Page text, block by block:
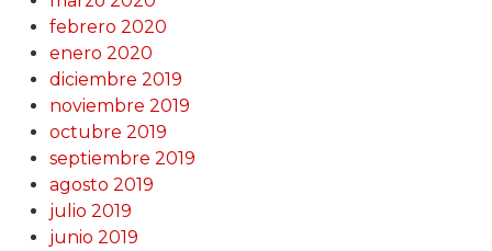
febrero 2020
enero 2020
diciembre 2019
noviembre 2019
octubre 2019
septiembre 2019
agosto 2019
julio 2019
junio 2019